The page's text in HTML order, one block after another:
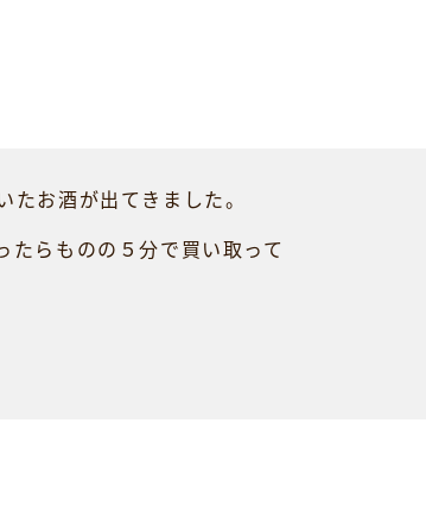
お酒が出てきました。
たらものの５分で買い取って